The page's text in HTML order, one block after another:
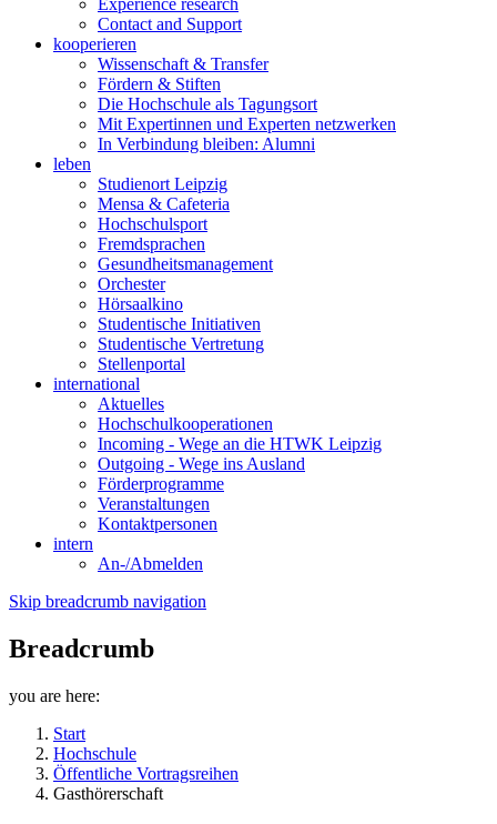
Experience research
Contact and Support
kooperieren
Wissenschaft & Transfer
Fördern & Stiften
Die Hochschule als Tagungsort
Mit Expertinnen und Experten netzwerken
In Verbindung bleiben: Alumni
leben
Studienort Leipzig
Mensa & Cafeteria
Hochschulsport
Fremdsprachen
Gesundheitsmanagement
Orchester
Hörsaalkino
Studentische Initiativen
Studentische Vertretung
Stellenportal
international
Aktuelles
Hochschulkooperationen
Incoming - Wege an die HTWK Leipzig
Outgoing - Wege ins Ausland
Förderprogramme
Veranstaltungen
Kontaktpersonen
intern
An-/Abmelden
Skip breadcrumb navigation
Breadcrumb
you are here:
Start
Hochschule
Öffentliche Vortragsreihen
Gasthörerschaft